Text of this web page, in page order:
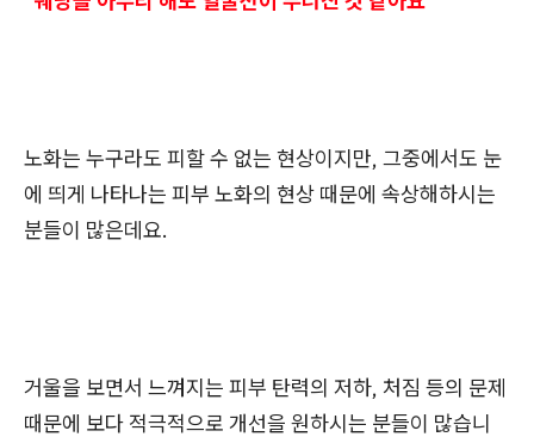
노화는 누구라도 피할 수 없는 현상이지만, 그중에서도 눈
에 띄게 나타나는 피부 노화의 현상 때문에 속상해하시는
분들이 많은데요.
거울을 보면서 느껴지는 피부 탄력의 저하, 처짐 등의 문제
때문에 보다 적극적으로 개선을 원하시는 분들이 많습니